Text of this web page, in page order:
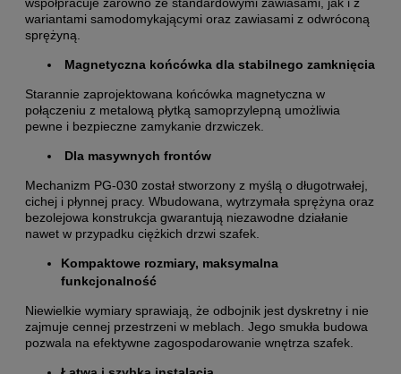
wariantami samodomykającymi oraz zawiasami z odwróconą
sprężyną.
Magnetyczna końcówka dla stabilnego zamknięcia
Starannie zaprojektowana końcówka magnetyczna w
połączeniu z metalową płytką samoprzylepną umożliwia
pewne i bezpieczne zamykanie drzwiczek.
Dla masywnych frontów
Mechanizm PG-030 został stworzony z myślą o długotrwałej,
cichej i płynnej pracy. Wbudowana, wytrzymała sprężyna oraz
bezolejowa konstrukcja gwarantują niezawodne działanie
nawet w przypadku ciężkich drzwi szafek.
Kompaktowe rozmiary, maksymalna
funkcjonalność
Niewielkie wymiary sprawiają, że odbojnik jest dyskretny i nie
zajmuje cennej przestrzeni w meblach. Jego smukła budowa
pozwala na efektywne zagospodarowanie wnętrza szafek.